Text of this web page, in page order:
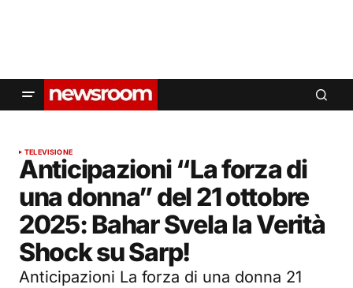
TELEVISIONE
Anticipazioni “La forza di
una donna” del 21 ottobre
2025: Bahar Svela la Verità
Shock su Sarp!
Anticipazioni La forza di una donna 21